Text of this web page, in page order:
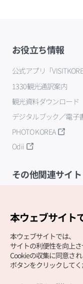
お役立ち情報
公式アプリ「
1330観光通訳案内
観光資料ダウンロード
デジタルブック／電子
PHOTO KOREA
Odii
その他関連サイト
本ウェブサイト
本ウェブサイトでは、
サイトの利便性を向上
Cookieの収集に同意さ
ボタンをクリックしてく